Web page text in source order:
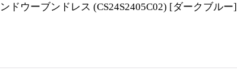
ドウーブンドレス (CS24S2405C02) [ダークブルー]